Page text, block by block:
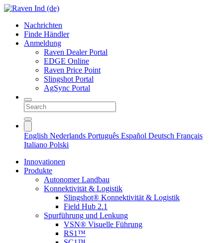
Nachrichten
Finde Händler
Anmeldung
Raven Dealer Portal
EDGE Online
Raven Price Point
Slingshot Portal
AgSync Portal
English Nederlands Português Español Deutsch Français
Italiano Polski
Innovationen
Produkte
Autonomer Landbau
Konnektivität & Logistik
Slingshot® Konnektivität & Logistik
Field Hub 2.1
Spurführung und Lenkung
VSN® Visuelle Führung
RS1™